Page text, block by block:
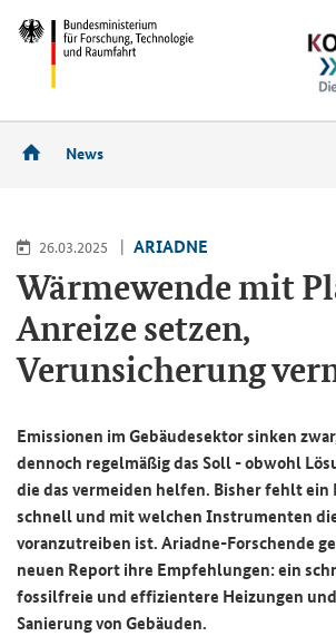
News
26.03.2025 ARIADNE
Wärmewende mit
Anreize setzen,
Verunsicherung
Emissionen im Gebäudesektor sinken
dennoch regelmäßig das Soll - obwohl
die das vermeiden helfen. Bisher fehlt ein
schnell und mit welchen Instrumenten
voranzutreiben ist. Ariadne-Forschende
neuen Report ihre Empfehlungen: ein
fossilfreie und effizientere Heizungen
Sanierung von Gebäuden.